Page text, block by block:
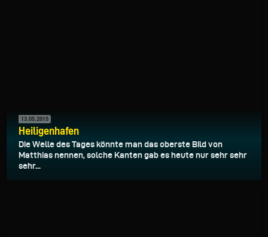
13.05.2015
Heiligenhafen
Die Welle des Tages könnte man das oberste Bild von
Matthias nennen, solche Kanten gab es heute nur sehr sehr
sehr...